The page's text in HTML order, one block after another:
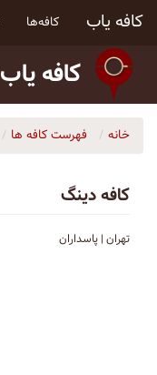
کافه یاب کافه‌ها
کافه یاب
خانه فهرست کافه ها
کافه دینگ
تهران | پاسداران